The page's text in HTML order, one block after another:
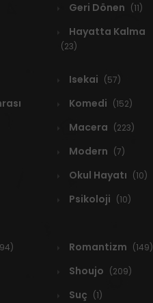
Geri Dönen (11)
Hayatta Kalma
(23)
Isekai (57)
Komedi (152)
Macera (223)
Modern (7)
Okul Hayatı (10)
Psikoloji (10)
Romantizm (149)
Shoujo (209)
Suç (1)